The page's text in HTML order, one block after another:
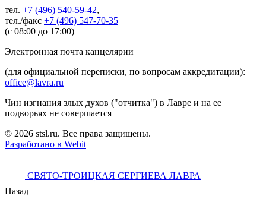
тел. +7 (496) 540-59-42,
тел./факс +7 (496) 547-70-35
(с 08:00 до 17:00)
Электронная почта канцелярии
(для официальной переписки, по вопросам аккредитации):
office@lavra.ru
Чин изгнания злых духов ("отчитка") в Лавре и на ее
подворьях не совершается
© 2026 stsl.ru. Все права защищены.
Разработано в Webit
СВЯТО-ТРОИЦКАЯ СЕРГИЕВА ЛАВРА
Назад